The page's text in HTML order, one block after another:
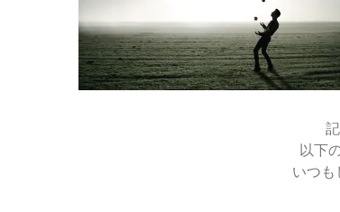
11-
26
以下
いつも